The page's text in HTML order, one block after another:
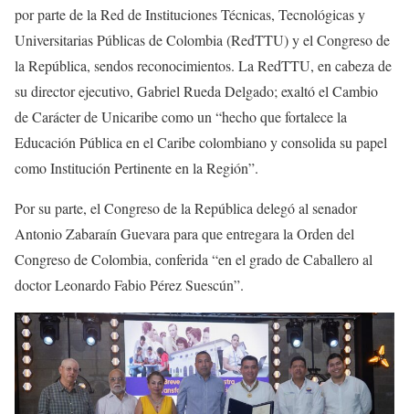
por parte de la Red de Instituciones Técnicas, Tecnológicas y
Universitarias Públicas de Colombia (RedTTU) y el Congreso de
la República, sendos reconocimientos. La RedTTU, en cabeza de
su director ejecutivo, Gabriel Rueda Delgado; exaltó el Cambio
de Carácter de Unicaribe como un “hecho que fortalece la
Educación Pública en el Caribe colombiano y consolida su papel
como Institución Pertinente en la Región”.
Por su parte, el Congreso de la República delegó al senador
Antonio Zabaraín Guevara para que entregara la Orden del
Congreso de Colombia, conferida “en el grado de Caballero al
doctor Leonardo Fabio Pérez Suescún”.